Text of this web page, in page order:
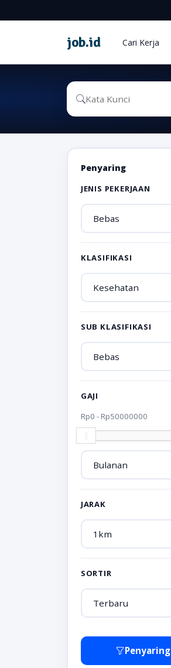
job.id Cari Kerja
Penyaring
JENIS PEKERJAAN
KLASIFIKASI
SUB KLASIFIKASI
GAJI
Rp0 - Rp50000000
JARAK
SORTIR
Penyaring